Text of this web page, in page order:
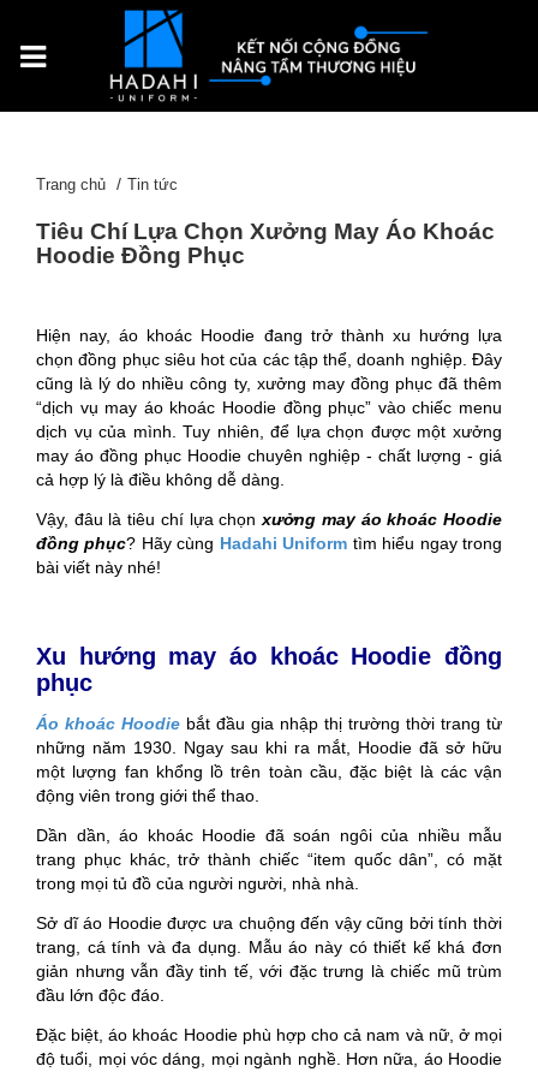
Trang chủ Tin tức
Tiêu Chí Lựa Chọn Xưởng May Áo Khoác
Hoodie Đồng Phục
Hiện nay, áo khoác Hoodie đang trở thành xu hướng lựa
chọn đồng phục siêu hot của các tập thể, doanh nghiệp. Đây
cũng là lý do nhiều công ty, xưởng may đồng phục đã thêm
“dịch vụ may áo khoác Hoodie đồng phục” vào chiếc menu
dịch vụ của mình. Tuy nhiên, để lựa chọn được một xưởng
may áo đồng phục Hoodie chuyên nghiệp - chất lượng - giá
cả hợp lý là điều không dễ dàng.
Vậy, đâu là tiêu chí lựa chọnxưởng may áo khoác Hoodie
đồng phục? Hãy cùng Hadahi Uniform tìm hiểu ngay trong
bài viết này nhé!
Xu hướng may áo khoác Hoodie đồng
phục
Áo khoác Hoodie bắt đầu gia nhập thị trường thời trang từ
những năm 1930. Ngay sau khi ra mắt, Hoodie đã sở hữu
một lượng fan khổng lồ trên toàn cầu, đặc biệt là các vận
động viên trong giới thể thao.
Dần dần, áo khoác Hoodie đã soán ngôi của nhiều mẫu
trang phục khác, trở thành chiếc “item quốc dân”, có mặt
trong mọi tủ đồ của người người, nhà nhà.
Sở dĩ áo Hoodie được ưa chuộng đến vậy cũng bởi tính thời
trang, cá tính và đa dụng. Mẫu áo này có thiết kế khá đơn
giản nhưng vẫn đầy tinh tế, với đặc trưng là chiếc mũ trùm
đầu lớn độc đáo.
Đặc biệt, áo khoác Hoodie phù hợp cho cả nam và nữ, ở mọi
độ tuổi, mọi vóc dáng, mọi ngành nghề. Hơn nữa, áo Hoodie